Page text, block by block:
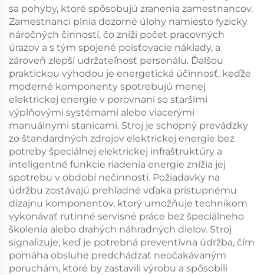
sa pohyby, ktoré spôsobujú zranenia zamestnancov.
Zamestnanci plnia dozorné úlohy namiesto fyzicky
náročných činností, čo zníži počet pracovných
úrazov a s tým spojené poisťovacie náklady, a
zároveň zlepší udržateľnosť personálu. Ďalšou
praktickou výhodou je energetická účinnosť, keďže
moderné komponenty spotrebujú menej
elektrickej energie v porovnaní so staršími
výplňovými systémami alebo viacerými
manuálnymi stanicami. Stroj je schopný prevádzky
zo štandardných zdrojov elektrickej energie bez
potreby špeciálnej elektrickej infraštruktúry a
inteligentné funkcie riadenia energie znížia jej
spotrebu v období nečinnosti. Požiadavky na
údržbu zostávajú prehľadné vďaka prístupnému
dizajnu komponentov, ktorý umožňuje technikom
vykonávať rutinné servisné práce bez špeciálneho
školenia alebo drahých náhradných dielov. Stroj
signalizuje, keď je potrebná preventívna údržba, čím
pomáha obsluhe predchádzať neočakávaným
poruchám, ktoré by zastavili výrobu a spôsobili